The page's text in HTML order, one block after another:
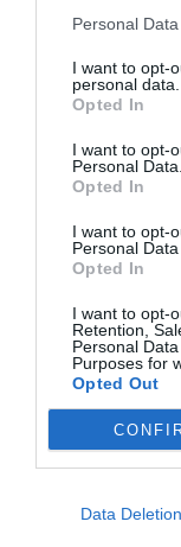
Personal
I want to opt-
personal data.
Opted In
I want to opt-
Personal Data.
Opted In
I want to opt-
Personal
Opted In
I want to opt-
Retention,
Personal
Purposes for
Opted Out
Data Deletion
Publicidad
2Playbook